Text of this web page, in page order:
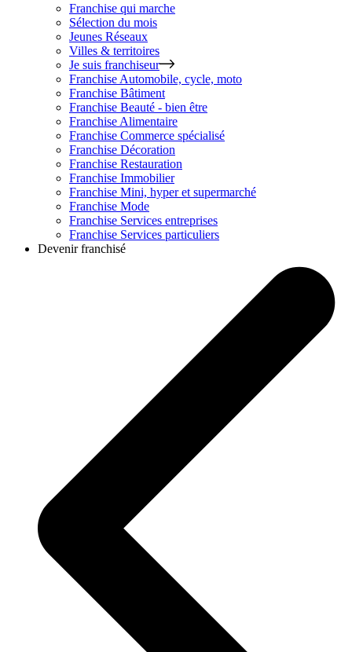
Franchise qui marche
Sélection du mois
Jeunes Réseaux
Villes & territoires
Je suis franchiseur
Franchise Automobile, cycle, moto
Franchise Bâtiment
Franchise Beauté - bien être
Franchise Alimentaire
Franchise Commerce spécialisé
Franchise Décoration
Franchise Restauration
Franchise Immobilier
Franchise Mini, hyper et supermarché
Franchise Mode
Franchise Services entreprises
Franchise Services particuliers
Devenir franchisé